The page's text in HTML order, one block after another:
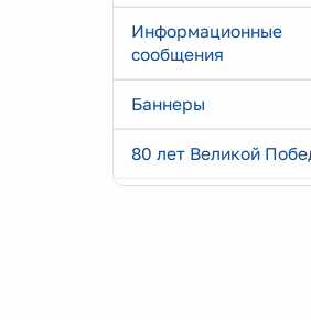
Информационные
сообщения
Баннеры
80 лет Великой